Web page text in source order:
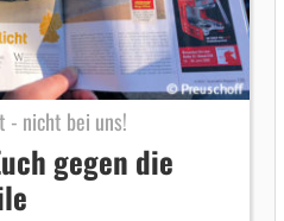
- nicht bei uns!
gegen die